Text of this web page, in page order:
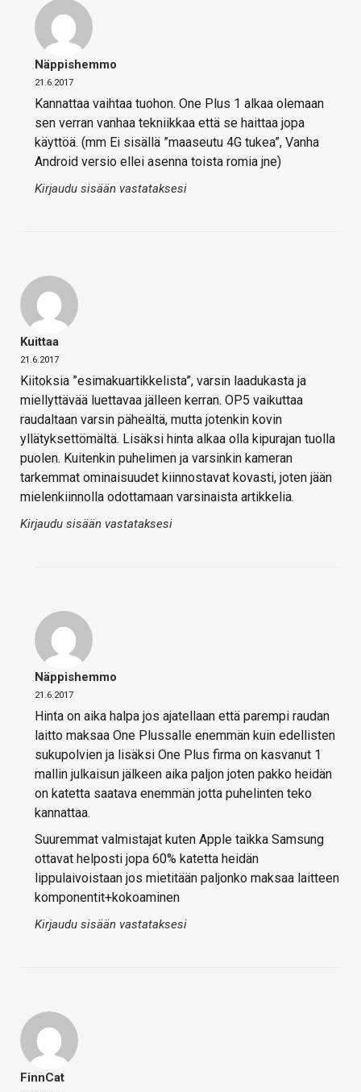
Näppishemmo
21.6.2017
Kannattaa vaihtaa tuohon. One Plus 1 alkaa olemaan
sen verran vanhaa tekniikkaa että se haittaa jopa
käyttöä. (mm Ei sisällä ”maaseutu 4G tukea”, Vanha
Android versio ellei asenna toista romia jne)
Kirjaudu sisään vastataksesi
Kuittaa
21.6.2017
Kiitoksia ”esimakuartikkelista”, varsin laadukasta ja
miellyttävää luettavaa jälleen kerran. OP5 vaikuttaa
raudaltaan varsin päheältä, mutta jotenkin kovin
yllätyksettömältä. Lisäksi hinta alkaa olla kipurajan tuolla
puolen. Kuitenkin puhelimen ja varsinkin kameran
tarkemmat ominaisuudet kiinnostavat kovasti, joten jään
mielenkiinnolla odottamaan varsinaista artikkelia.
Kirjaudu sisään vastataksesi
Näppishemmo
21.6.2017
Hinta on aika halpa jos ajatellaan että parempi raudan
laitto maksaa One Plussalle enemmän kuin edellisten
sukupolvien ja lisäksi One Plus firma on kasvanut 1
mallin julkaisun jälkeen aika paljon joten pakko heidän
on katetta saatava enemmän jotta puhelinten teko
kannattaa.
Suuremmat valmistajat kuten Apple taikka Samsung
ottavat helposti jopa 60% katetta heidän
lippulaivoistaan jos mietitään paljonko maksaa laitteen
komponentit+kokoaminen
Kirjaudu sisään vastataksesi
FinnCat